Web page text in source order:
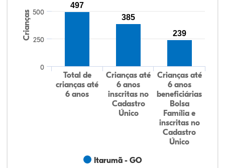
Crianças
Itarumã - GO
Total de
crianças até
6 anos
Crianças até
6 anos
inscritas no
Cadastro
Único
Crianças até
6 anos
beneficiárias
Bolsa
Família e
inscritas no
Cadastro
Único
0
250
500
497
385
239